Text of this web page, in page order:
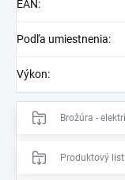
EAN:
Podľa umiestnenia:
Výkon:
Brožúra -
Produktový